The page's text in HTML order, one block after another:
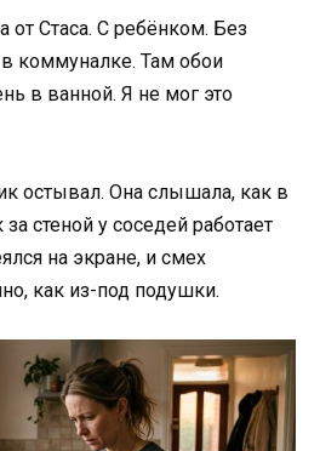
от Стаса. С ребёнком. Без
коммуналке. Там обои
в ванной. Я не мог это
остывал. Она слышала, как в
за стеной у соседей работает
на экране, и смех
как из-под подушки.